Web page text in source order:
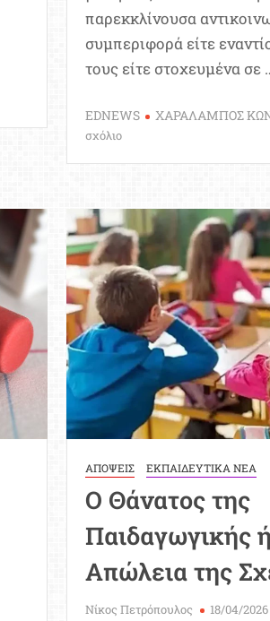
παρεκκλίνουσα
συμπεριφορά είτε
τους είτε στοχευμένα σε
EDNEWS ΧΑΡΑΛΑΜΠΟΣ
σχόλιοστο
της
κοινωνίας,
του
σχολείου,
των
μαθητών
και
των
γονέων
ΑΠΟΨΕΙΣ ΕΚΠΑΙΔΕΥΤΙΚΑ ΝΕΑ
Ο Θάνατος της
Παιδαγωγικής
Απώλεια της
Νίκος Πετρόπουλος 18/04/2026